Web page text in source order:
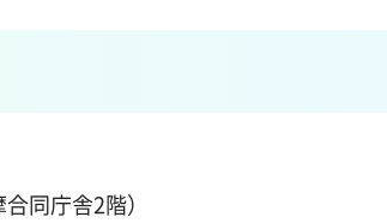
同庁舎2階）